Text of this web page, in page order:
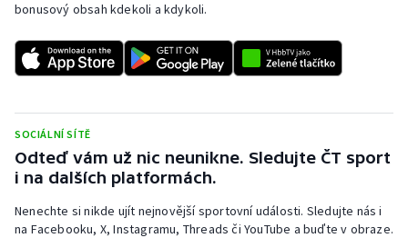
Sportovní střelba
Stolní tenis
Triatlon
Veslování
bonusový obsah kdekoli a kdykoli.
SOCIÁLNÍ SÍTĚ
Odteď vám už nic neunikne. Sledujte ČT sport
i na dalších platformách.
Nenechte si nikde ujít nejnovější sportovní události. Sledujte nás i
na Facebooku, X, Instagramu, Threads či YouTube a buďte v obraze.